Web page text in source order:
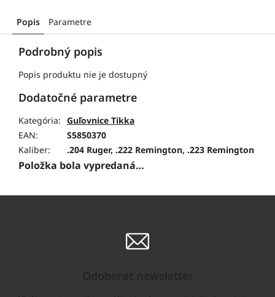
Popis Parametre
Podrobný popis
Popis produktu nie je dostupný
Dodatočné parametre
Kategória: Guľovnice Tikka
EAN:
S5850370
Kaliber: .204 Ruger, .222 Remington, .223 Remington
Položka bola vypredaná…